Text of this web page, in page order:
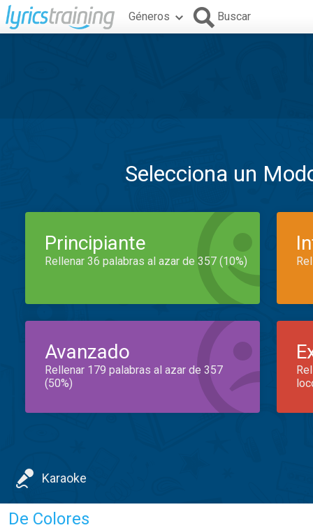
Géneros Buscar
Selecciona un
Principiante
Rellenar 36 palabras al azar de 357 (10%)
Avanzado
Rellenar 179 palabras al azar de 357
(50%)
Karaoke
De Colores